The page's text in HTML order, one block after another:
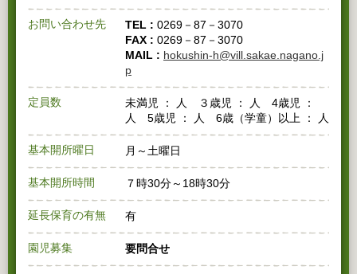
お問い合わせ先 TEL : 0269－87－3070
FAX : 0269－87－3070
MAIL : hokushin-h@vill.sakae.nagano.j
p
定員数
未満児 ： 人 ３歳児 ： 人 4歳児 ：
人 5歳児 ： 人 6歳（学童）以上 ： 人
基本開所曜日 月～土曜日
基本開所時間 ７時30分～18時30分
延長保育の有無 有
園児募集 要問合せ